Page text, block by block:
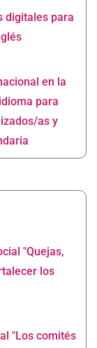
digitales para
en la
para
as y
"Quejas,
los
"Los comités